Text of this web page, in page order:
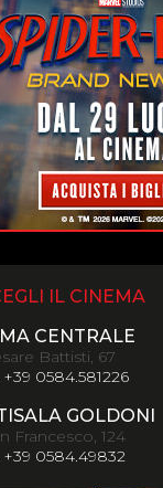
IL CINEMA
CENTRALE
Battisti, 67
+39 0584.581226
GOLDONI
Francesco, 124
+39 0584.49832